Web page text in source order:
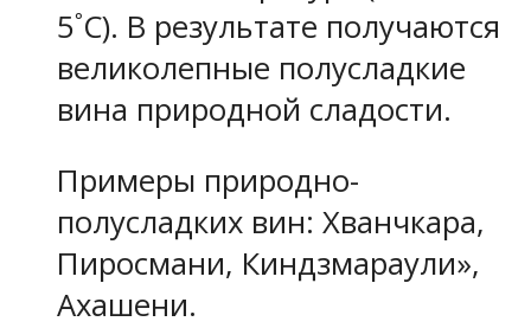
5˚C). В результате получаются
великолепные полусладкие
вина природной сладости.
Примеры природно-
полусладких вин: Хванчкара,
Пиросмани, Киндзмараули»,
Ахашени.